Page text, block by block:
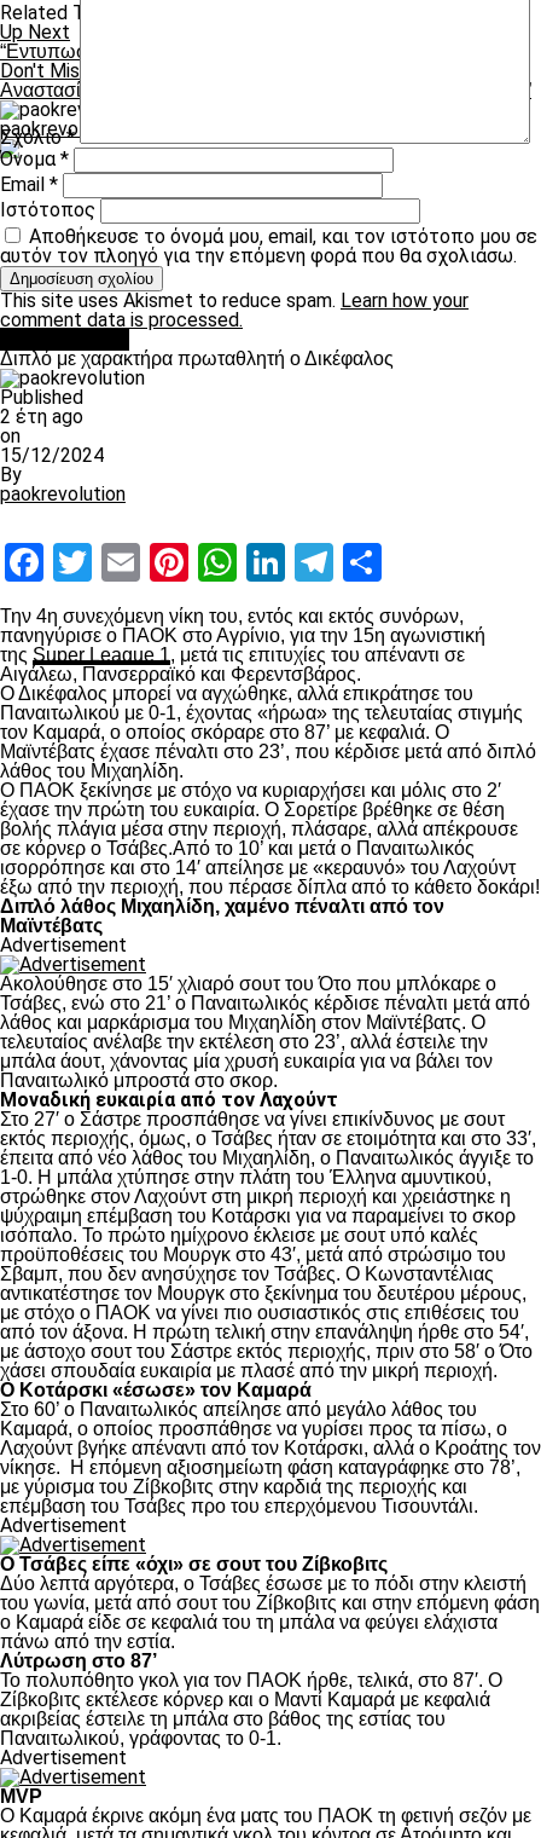
Related Topics:
Up Next
“Εντυπωσιακοί και υποδειγματικοί”
Don't Miss
Αναστασίου: “Δεν έχω κανέναν φόβο για το ματς με τον ΠΑΟΚ”
paokrevolution
Σχόλιο*
Όνομα*
Email *
Ιστότοπος
Αποθήκευσε το όνομά μου, email, και τον ιστότοπο μου σε
αυτόν τον πλοηγό για την επόμενη φορά που θα σχολιάσω.
This site uses Akismet to reduce spam. Learn how your
comment data is processed.
Διπλό με χαρακτήρα πρωταθλητή ο Δικέφαλος
Published
2 έτη ago
on
15/12/2024
By
paokrevolution
Facebook
Twitter
EmailPinterest
WhatsApp
LinkedIn
Telegram
Την 4η συνεχόμενη νίκη του, εντός και εκτός συνόρων,
πανηγύρισε ο ΠΑΟΚ στο Αγρίνιο, για την 15η αγωνιστική
της Super League 1, μετά τις επιτυχίες του απέναντι σε
Αιγάλεω, Πανσερραϊκό και Φερεντσβάρος.
Ο Δικέφαλος μπορεί να αγχώθηκε, αλλά επικράτησε του
Παναιτωλικού με 0-1, έχοντας «ήρωα» της τελευταίας στιγμής
τον Καμαρά, ο οποίος σκόραρε στο 87’ με κεφαλιά. Ο
Μαϊντέβατς έχασε πέναλτι στο 23’, που κέρδισε μετά από διπλό
λάθος του Μιχαηλίδη.
Ο ΠΑΟΚ ξεκίνησε με στόχο να κυριαρχήσει και μόλις στο 2′
έχασε την πρώτη του ευκαιρία. Ο Σορετίρε βρέθηκε σε θέση
βολής πλάγια μέσα στην περιοχή, πλάσαρε, αλλά απέκρουσε
σε κόρνερ ο Τσάβες.Από το 10’ και μετά ο Παναιτωλικός
ισορρόπησε και στο 14′ απείλησε με «κεραυνό» του Λαχούντ
έξω από την περιοχή, που πέρασε δίπλα από το κάθετο δοκάρι!
Διπλό λάθος Μιχαηλίδη, χαμένο πέναλτι από τον
Μαϊντέβατς
Advertisement
Ακολούθησε στο 15′ χλιαρό σουτ του Ότο που μπλόκαρε ο
Τσάβες, ενώ στο 21’ ο Παναιτωλικός κέρδισε πέναλτι μετά από
λάθος και μαρκάρισμα του Μιχαηλίδη στον Μαϊντέβατς. Ο
τελευταίος ανέλαβε την εκτέλεση στο 23’, αλλά έστειλε την
μπάλα άουτ, χάνοντας μία χρυσή ευκαιρία για να βάλει τον
Παναιτωλικό μπροστά στο σκορ.
Μοναδική ευκαιρία από τον Λαχούντ
Στο 27′ ο Σάστρε προσπάθησε να γίνει επικίνδυνος με σουτ
εκτός περιοχής, όμως, ο Τσάβες ήταν σε ετοιμότητα και στο 33′,
έπειτα από νέο λάθος του Μιχαηλίδη, ο Παναιτωλικός άγγιξε το
1-0. Η μπάλα χτύπησε στην πλάτη του Έλληνα αμυντικού,
στρώθηκε στον Λαχούντ στη μικρή περιοχή και χρειάστηκε η
ψύχραιμη επέμβαση του Κοτάρσκι για να παραμείνει το σκορ
ισόπαλο. Το πρώτο ημίχρονο έκλεισε με σουτ υπό καλές
προϋποθέσεις του Μουργκ στο 43′, μετά από στρώσιμο του
Σβαμπ, που δεν ανησύχησε τον Τσάβες. Ο Κωνσταντέλιας
αντικατέστησε τον Μουργκ στο ξεκίνημα του δευτέρου μέρους,
με στόχο ο ΠΑΟΚ να γίνει πιο ουσιαστικός στις επιθέσεις του
από τον άξονα. Η πρώτη τελική στην επανάληψη ήρθε στο 54′,
με άστοχο σουτ του Σάστρε εκτός περιοχής, πριν στο 58′ ο Ότο
χάσει σπουδαία ευκαιρία με πλασέ από την μικρή περιοχή.
Ο Κοτάρσκι «έσωσε» τον Καμαρά
Στο 60’ ο Παναιτωλικός απείλησε από μεγάλο λάθος του
Καμαρά, ο οποίος προσπάθησε να γυρίσει προς τα πίσω, ο
Λαχούντ βγήκε απέναντι από τον Κοτάρσκι, αλλά ο Κροάτης τον
νίκησε. Η επόμενη αξιοσημείωτη φάση καταγράφηκε στο 78’,
με γύρισμα του Ζίβκοβιτς στην καρδιά της περιοχής και
επέμβαση του Τσάβες προ του επερχόμενου Τισουντάλι.
Advertisement
Ο Τσάβες είπε «όχι» σε σουτ του Ζίβκοβιτς
Δύο λεπτά αργότερα, ο Τσάβες έσωσε με το πόδι στην κλειστή
του γωνία, μετά από σουτ του Ζίβκοβιτς και στην επόμενη φάση
ο Καμαρά είδε σε κεφαλιά του τη μπάλα να φεύγει ελάχιστα
πάνω από την εστία.
Λύτρωση στο 87’
Το πολυπόθητο γκολ για τον ΠΑΟΚ ήρθε, τελικά, στο 87′. Ο
Ζίβκοβιτς εκτέλεσε κόρνερ και ο Μαντί Καμαρά με κεφαλιά
ακριβείας έστειλε τη μπάλα στο βάθος της εστίας του
Παναιτωλικού, γράφοντας το 0-1.
Advertisement
MVP
Ο Καμαρά έκρινε ακόμη ένα ματς του ΠΑΟΚ τη φετινή σεζόν με